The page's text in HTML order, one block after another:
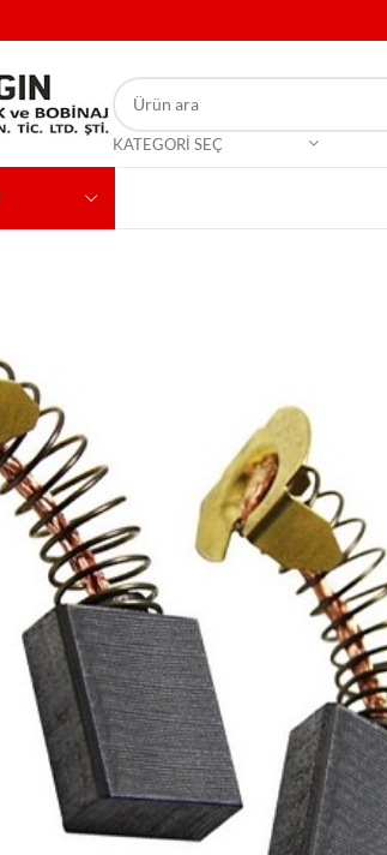
KATEGORI SEÇ